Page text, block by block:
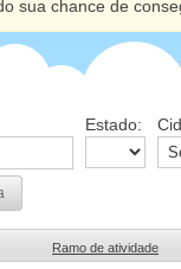
sua chance de
Estado:
Ramo de atividade